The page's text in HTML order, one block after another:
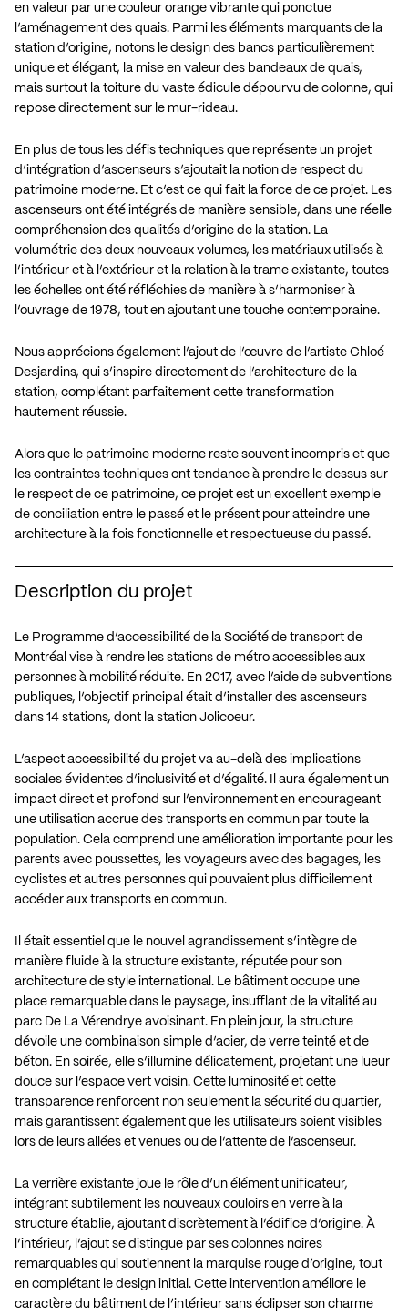
en valeur par une couleur orange vibrante qui ponctue
l’aménagement des quais. Parmi les éléments marquants de la
station d’origine, notons le design des bancs particulièrement
unique et élégant, la mise en valeur des bandeaux de quais,
mais surtout la toiture du vaste édicule dépourvu de colonne, qui
repose directement sur le mur-rideau.
En plus de tous les défis techniques que représente un projet
d’intégration d’ascenseurs s’ajoutait la notion de respect du
patrimoine moderne. Et c’est ce qui fait la force de ce projet. Les
ascenseurs ont été intégrés de manière sensible, dans une réelle
compréhension des qualités d’origine de la station. La
volumétrie des deux nouveaux volumes, les matériaux utilisés à
l’intérieur et à l’extérieur et la relation à la trame existante, toutes
les échelles ont été réfléchies de manière à s’harmoniser à
l’ouvrage de 1978, tout en ajoutant une touche contemporaine.
Nous apprécions également l’ajout de l’œuvre de l’artiste Chloé
Desjardins, qui s’inspire directement de l’architecture de la
station, complétant parfaitement cette transformation
hautement réussie.
Alors que le patrimoine moderne reste souvent incompris et que
les contraintes techniques ont tendance à prendre le dessus sur
le respect de ce patrimoine, ce projet est un excellent exemple
de conciliation entre le passé et le présent pour atteindre une
architecture à la fois fonctionnelle et respectueuse du passé.
Description du projet
Le Programme d’accessibilité de la Société de transport de
Montréal vise à rendre les stations de métro accessibles aux
personnes à mobilité réduite. En 2017, avec l’aide de subventions
publiques, l’objectif principal était d’installer des ascenseurs
dans 14 stations, dont la station Jolicoeur.
L’aspect accessibilité du projet va au-delà des implications
sociales évidentes d’inclusivité et d’égalité. Il aura également un
impact direct et profond sur l’environnement en encourageant
une utilisation accrue des transports en commun par toute la
population. Cela comprend une amélioration importante pour les
parents avec poussettes, les voyageurs avec des bagages, les
cyclistes et autres personnes qui pouvaient plus difficilement
accéder aux transports en commun.
Il était essentiel que le nouvel agrandissement s’intègre de
manière fluide à la structure existante, réputée pour son
architecture de style international. Le bâtiment occupe une
place remarquable dans le paysage, insufflant de la vitalité au
parc De La Vérendrye avoisinant. En plein jour, la structure
dévoile une combinaison simple d’acier, de verre teinté et de
béton. En soirée, elle s’illumine délicatement, projetant une lueur
douce sur l’espace vert voisin. Cette luminosité et cette
transparence renforcent non seulement la sécurité du quartier,
mais garantissent également que les utilisateurs soient visibles
lors de leurs allées et venues ou de l’attente de l’ascenseur.
La verrière existante joue le rôle d’un élément unificateur,
intégrant subtilement les nouveaux couloirs en verre à la
structure établie, ajoutant discrètement à l’édifice d’origine. À
l’intérieur, l’ajout se distingue par ses colonnes noires
remarquables qui soutiennent la marquise rouge d’origine, tout
en complétant le design initial. Cette intervention améliore le
caractère du bâtiment de l’intérieur sans éclipser son charme